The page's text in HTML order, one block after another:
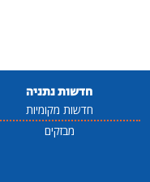
חדשות נתניה
חדשות מקומיות
מבזקים